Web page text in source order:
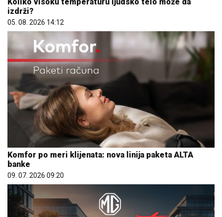
izdrži?
05. 08. 2026 14:12
Komfor po meri klijenata: nova linija paketa ALTA
banke
09. 07. 2026 09:20